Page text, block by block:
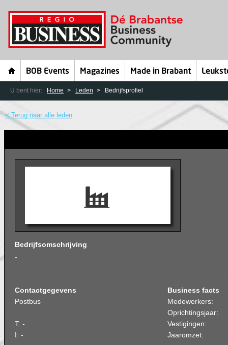
BOB Events Magazines Made in Brabant
U bent hier: Home Leden Bedrijfsprofiel
< Terug naar alle leden
Bedrijfsomschrijving
-
Contactgegevens
Postbus
T: -
I: -
Business facts
Medewerkers:
Oprichtingsjaar:
Vestigingen:
Jaaromzet: